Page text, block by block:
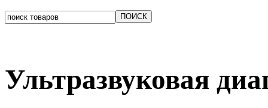
Ультразвуковая